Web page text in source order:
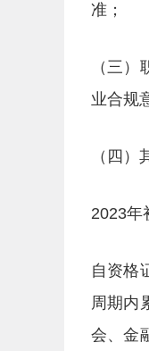
准；
（三
业合规
（四
2023年
自资格
周期内
会、金